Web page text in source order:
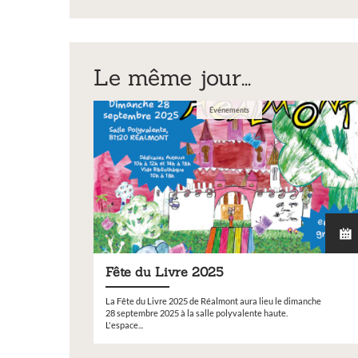
Le même jour...
Événements
Fête du Livre 2025
La Fête du Livre 2025 de Réalmont aura lieu le dimanche
28 septembre 2025 à la salle polyvalente haute.
L'espace...